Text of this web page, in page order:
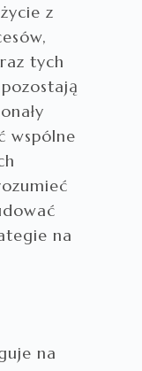
z
tych
wspólne
na
na